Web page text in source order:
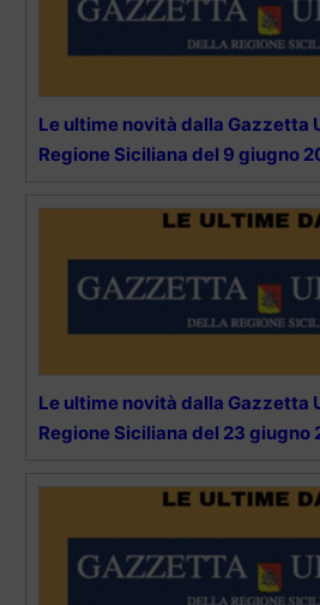
Le ultime novità dalla Gazzetta
Regione Siciliana del 9 giugno
Le ultime novità dalla Gazzetta
Regione Siciliana del 23 giugno